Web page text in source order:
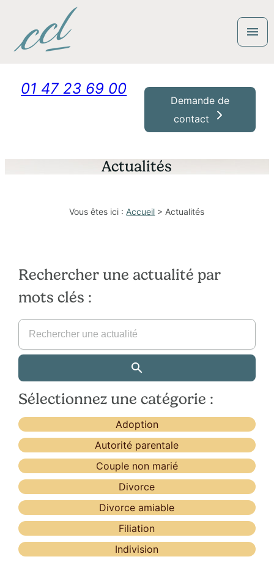
menu
01 47 23 69 00
Demande de
contact
Actualités
Vous êtes ici : Accueil > Actualités
Rechercher une actualité par
mots clés :
Sélectionnez une catégorie :
Adoption
Autorité parentale
Couple non marié
Divorce
Divorce amiable
Filiation
Indivision
Panneau de gestion des cookies